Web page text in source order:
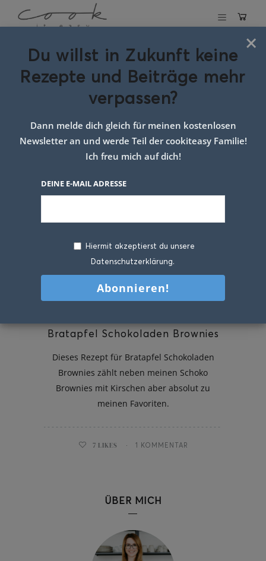
Schlagwort:
bratapfel
schokoladen
brownies
Bratapfel Schokoladen Brownies
Dieses Rezept für Bratapfel Schokoladen
Brownies zählt neben meinen Schoko
Brownies mit Kirschen aber absolut zu
meinen Favoriten.
7 LIKES 1 KOMMENTAR
ÜBER MICH
×
Du willst in Zukunft keine
Rezepte und Beiträge mehr
verpassen?
Dann melde dich gleich für meinen kostenlosen
Newsletter an und werde Teil der cookiteasy Familie!
Ich freu mich auf dich!
DEINE E-MAIL ADRESSE
Hiermit akzeptierst du unsere
Datenschutzerklärung.